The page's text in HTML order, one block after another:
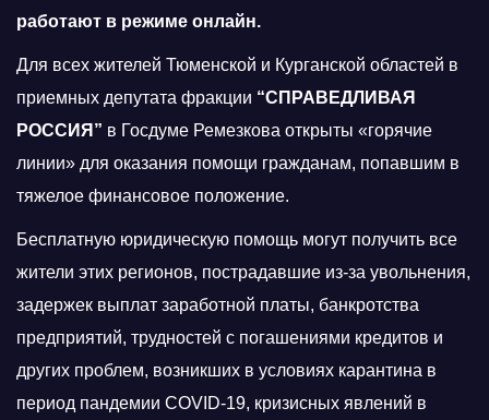
работают в режиме онлайн.
Для всех жителей Тюменской и Курганской областей в
приемных депутата фракции “СПРАВЕДЛИВАЯ
РОССИЯ” в Госдуме Ремезкова открыты «горячие
линии» для оказания помощи гражданам, попавшим в
тяжелое финансовое положение.
Бесплатную юридическую помощь могут получить все
жители этих регионов, пострадавшие из-за увольнения,
задержек выплат заработной платы, банкротства
предприятий, трудностей с погашениями кредитов и
других проблем, возникших в условиях карантина в
период пандемии COVID-19, кризисных явлений в